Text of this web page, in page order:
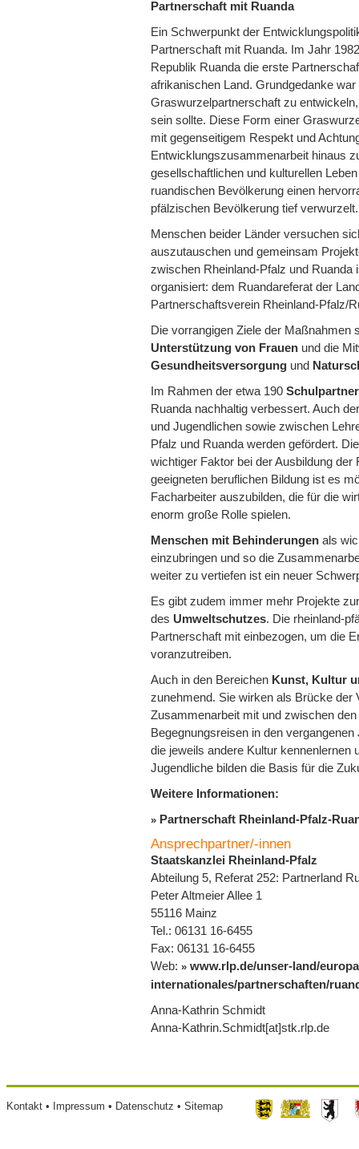
Partnerschaft mit Ruanda
Ein Schwerpunkt der
Partnerschaft mit Ruanda. Im Jahr
Republik Ruanda die erste
afrikanischen Land. Grundgedanke
Graswurzelpartnerschaft zu
sein sollte. Diese Form einer
mit gegenseitigem Respekt und
Entwicklungszusammenarbeit hinaus
gesellschaftlichen und kulturellen
ruandischen Bevölkerung einen
pfälzischen Bevölkerung tief verwurzelt.
Menschen beider Länder versuchen
auszutauschen und gemeinsam
zwischen Rheinland-Pfalz und Ruanda
organisiert: dem Ruandareferat der
Partnerschaftsverein Rheinland-Pfalz/
Die vorrangigen Ziele der Maßnahmen
Unterstützung von Frauen und die
Gesundheitsversorgung und
Im Rahmen der etwa 190
Ruanda nachhaltig verbessert. Auch
und Jugendlichen sowie zwischen
Pfalz und Ruanda werden gefördert.
wichtiger Faktor bei der Ausbildung
geeigneten beruflichen Bildung ist es
Facharbeiter auszubilden, die für die
enorm große Rolle spielen.
Menschen mit Behinderungen als
einzubringen und so die
weiter zu vertiefen ist ein neuer
Es gibt zudem immer mehr Projekte
des Umweltschutzes. Die rheinland-
Partnerschaft mit einbezogen, um die
voranzutreiben.
Auch in den Bereichen Kunst, Kultur
zunehmend. Sie wirken als Brücke der
Zusammenarbeit mit und zwischen
Begegnungsreisen in den
die jeweils andere Kultur kennenlernen
Jugendliche bilden die Basis für die
Weitere Informationen:
Partnerschaft Rheinland-Pfalz-
Ansprechpartner/-innen
Staatskanzlei Rheinland-Pfalz
Abteilung 5, Referat 252: Partnerland
Peter Altmeier Allee 1
55116 Mainz
Tel.: 06131 16-6455
Fax: 06131 16-6455
Web:
www.rlp.de/unser-land/
internationales/partnerschaften/
Anna-Kathrin Schmidt
Anna-Kathrin.Schmidt[at]stk.rlp.de
Footer
Kontakt Impressum Datenschutz Sitemap